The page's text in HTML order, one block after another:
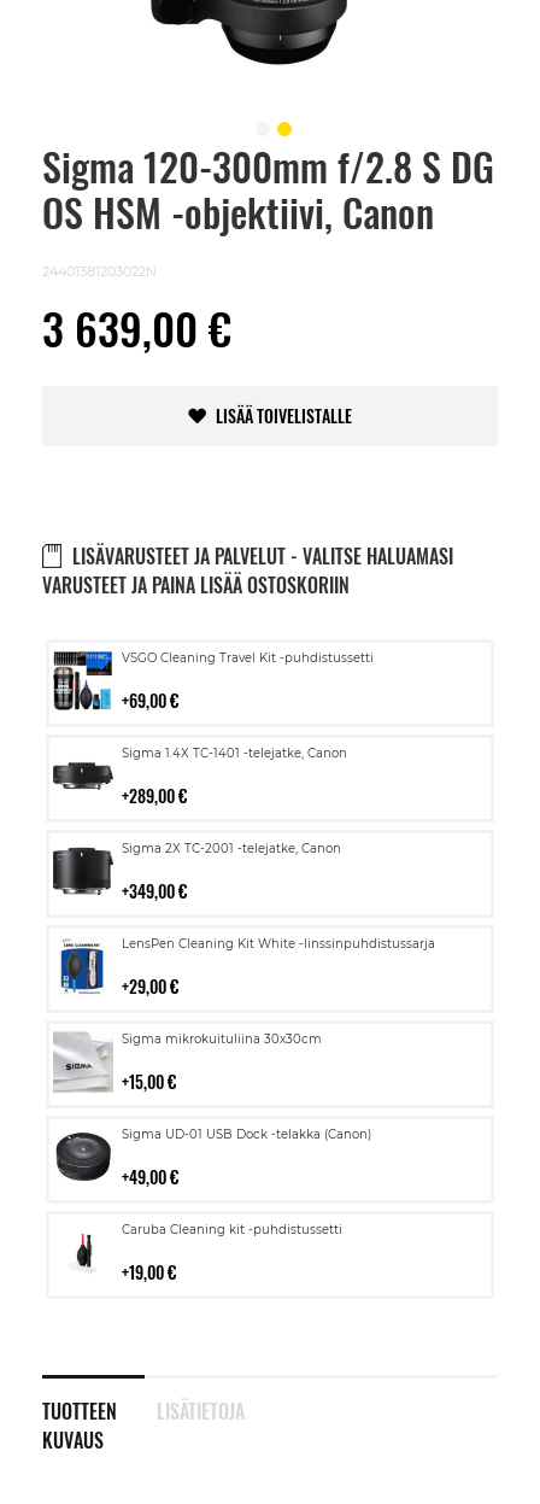
Sigma 120-300mm f/2.8 S DG
OS HSM -objektiivi, Canon
24401381203022N
3 639,00 €
LISÄÄ TOIVELISTALLE
LISÄVARUSTEET JA PALVELUT - VALITSE HALUAMASI
VARUSTEET JA PAINA LISÄÄ OSTOSKORIIN
VSGO Cleaning Travel Kit -puhdistussetti
69,00 €
Lisää
Sigma 1.4X TC-1401 -telejatke, Canon
289,00 €
Lisää
Sigma 2X TC-2001 -telejatke, Canon
349,00 €
Lisää
LensPen Cleaning Kit White -linssinpuhdistussarja
29,00 €
Lisää
Sigma mikrokuituliina 30x30cm
15,00 €
Lisää
Sigma UD-01 USB Dock -telakka (Canon)
49,00 €
Lisää
Caruba Cleaning kit -puhdistussetti
19,00 €
Lisää
TUOTTEEN
KUVAUS
LISÄTIETOJA
Skip
beginning
images